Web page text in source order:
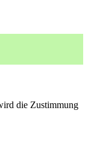
die Zustimmung